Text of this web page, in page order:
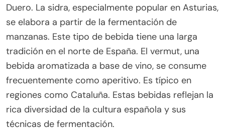
Duero. La sidra, especialmente popular en Asturias,
se elabora a partir de la fermentación de
manzanas. Este tipo de bebida tiene una larga
tradición en el norte de España. El vermut, una
bebida aromatizada a base de vino, se consume
frecuentemente como aperitivo. Es típico en
regiones como Cataluña. Estas bebidas reflejan la
rica diversidad de la cultura española y sus
técnicas de fermentación.